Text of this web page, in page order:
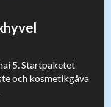
5. Startpaketet
och kosmetikgåva